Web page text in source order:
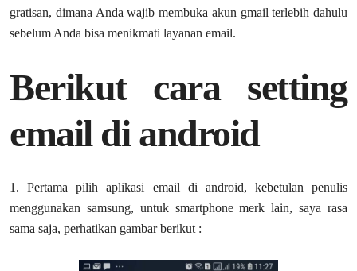
gratisan, dimana Anda wajib membuka akun gmail terlebih dahulu
sebelum Anda bisa menikmati layanan email.
Berikut cara setting
email di android
1. Pertama pilih aplikasi email di android, kebetulan penulis
menggunakan samsung, untuk smartphone merk lain, saya rasa
sama saja, perhatikan gambar berikut :